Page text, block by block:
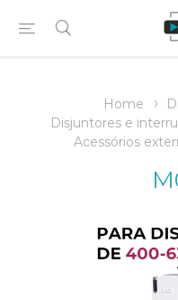
Home
Disjuntores e
Acessórios